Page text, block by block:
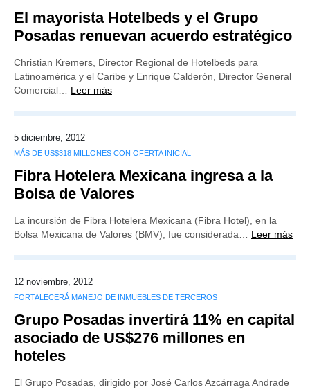
El mayorista Hotelbeds y el Grupo
Posadas renuevan acuerdo estratégico
Christian Kremers, Director Regional de Hotelbeds para
Latinoamérica y el Caribe y Enrique Calderón, Director General
Comercial… Leer más
5 diciembre, 2012
MÁS DE US$318 MILLONES CON OFERTA INICIAL
Fibra Hotelera Mexicana ingresa a la
Bolsa de Valores
La incursión de Fibra Hotelera Mexicana (Fibra Hotel), en la
Bolsa Mexicana de Valores (BMV), fue considerada… Leer más
12 noviembre, 2012
FORTALECERÁ MANEJO DE INMUEBLES DE TERCEROS
Grupo Posadas invertirá 11% en capital
asociado de US$276 millones en
hoteles
El Grupo Posadas, dirigido por José Carlos Azcárraga Andrade